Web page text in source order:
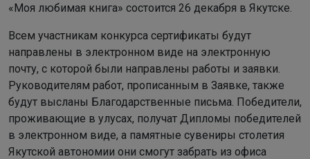
«Моя любимая книга» состоится 26 декабря в Якутске.
Всем участникам конкурса сертификаты будут
направлены в электронном виде на электронную
почту, с которой были направлены работы и заявки.
Руководителям работ, прописанным в Заявке, также
будут высланы Благодарственные письма. Победители,
проживающие в улусах, получат Дипломы победителей
в электронном виде, а памятные сувениры столетия
Якутской автономии они смогут забрать из офиса